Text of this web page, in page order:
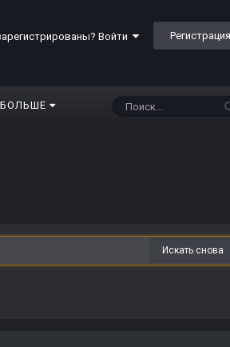
Войти Регистрация
БОЛЬШЕ
Искать снова